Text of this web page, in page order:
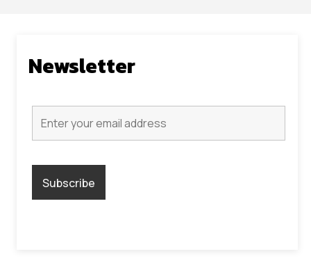
Newsletter